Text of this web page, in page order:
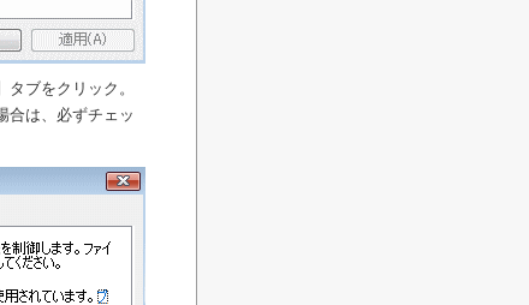
ブをクリック。
合は、必ずチェッ